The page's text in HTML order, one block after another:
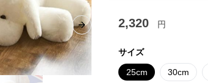
Next slide
2,320 円
サイズ
25cm 30cm